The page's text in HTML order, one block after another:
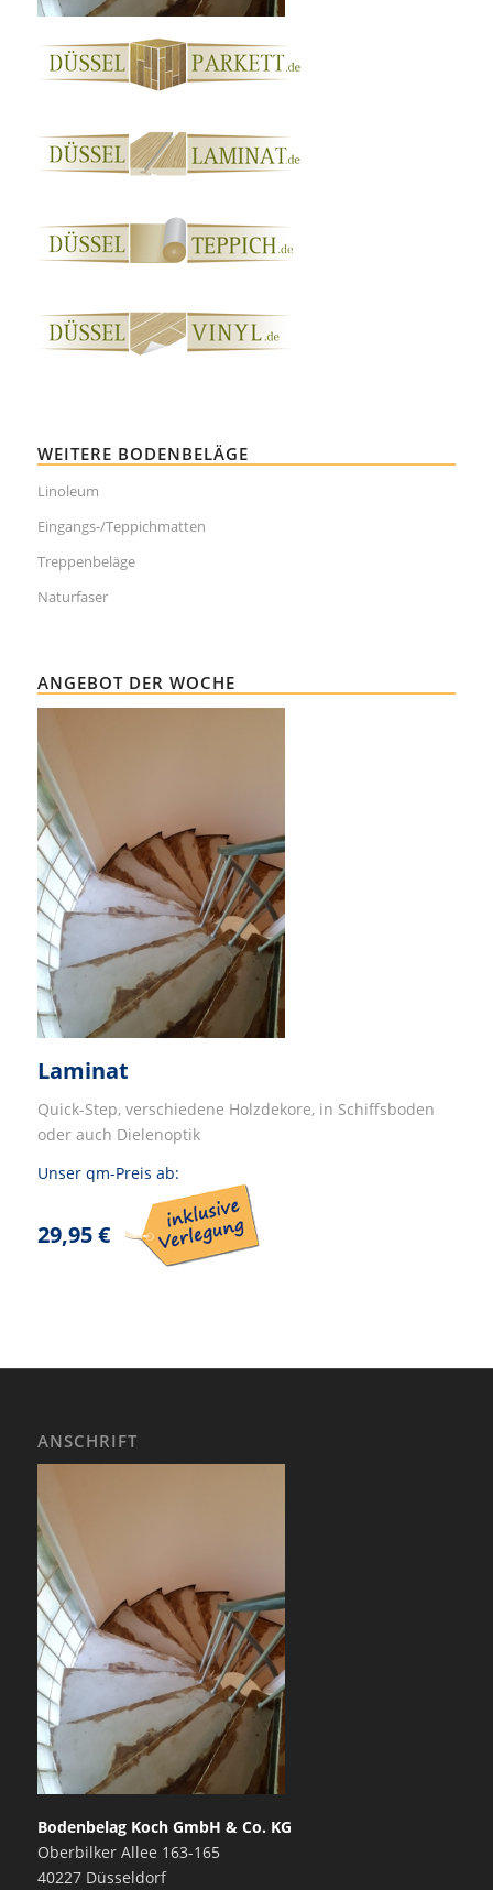
WEITERE BODENBELÄGE
Linoleum
Eingangs-/Teppichmatten
Treppenbeläge
Naturfaser
ANGEBOT DER WOCHE
Laminat
Quick-Step, verschiedene Holzdekore, in Schiffsboden
oder auch Dielenoptik
Unser qm-Preis ab:
29,95 €
ANSCHRIFT
Bodenbelag Koch GmbH & Co. KG
Oberbilker Allee 163-165
40227 Düsseldorf